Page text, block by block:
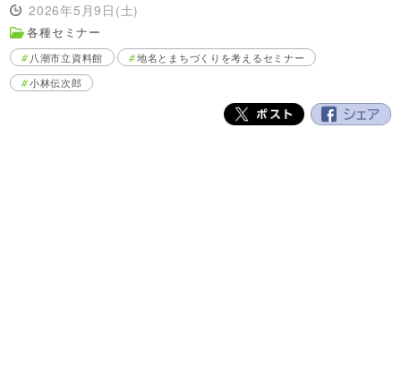
2026年5月9日(土)
各種セミナー
八潮市立資料館
地名とまちづくりを考えるセミナー
小林伝次郎